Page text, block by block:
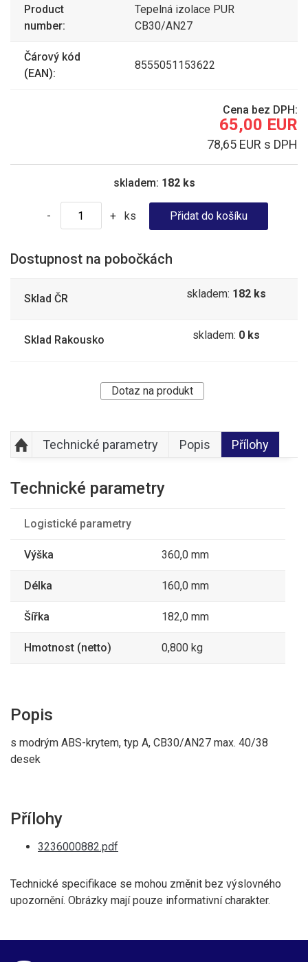
Product
number:
Tepelná izolace PUR
CB30/AN27
Čárový kód
(EAN):
8555051153622
Cena bez DPH:
65,00 EUR
78,65 EUR s DPH
skladem: 182 ks
- + ks
Dostupnost na pobočkách
Sklad ČR skladem: 182 ks
Sklad Rakousko skladem: 0 ks
Dotaz na produkt
Technické parametry Popis Přílohy
Technické parametry
Logistické parametry
Výška 360,0 mm
Délka 160,0 mm
Šířka 182,0 mm
Hmotnost (netto) 0,800 kg
Popis
s modrým ABS-krytem, typ A, CB30/AN27 max. 40/38
desek
Přílohy
3236000882.pdf
Technické specifikace se mohou změnit bez výslovného
upozornění. Obrázky mají pouze informativní charakter.